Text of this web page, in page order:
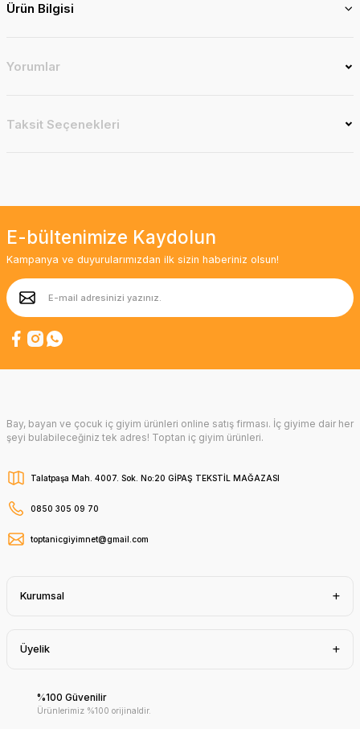
Ürün Bilgisi
Yorumlar
Taksit Seçenekleri
E-bültenimize Kaydolun
Kampanya ve duyurularımızdan ilk sizin haberiniz olsun!
Bay, bayan ve çocuk iç giyim ürünleri online satış firması. İç giyime dair her
şeyi bulabileceğiniz tek adres! Toptan iç giyim ürünleri.
Talatpaşa Mah. 4007. Sok. No:20 GİPAŞ TEKSTİL MAĞAZASI
0850 305 09 70
toptanicgiyimnet@gmail.com
Kurumsal
Üyelik
%100 Güvenilir
Ürünlerimiz %100 orijinaldir.